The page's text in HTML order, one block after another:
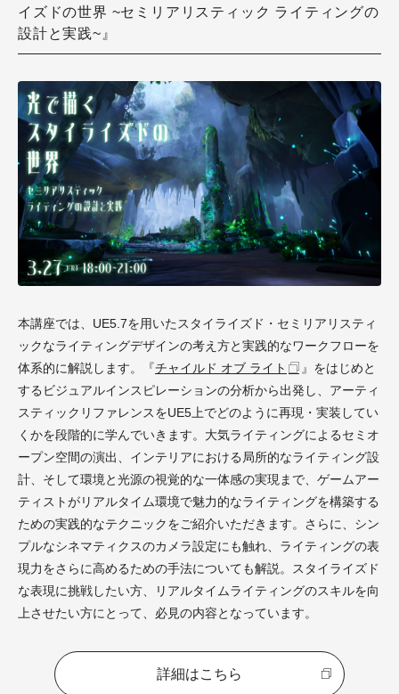
イズドの世界 ~セミリアリスティック ライティングの
設計と実践~』
本講座では、UE5.7を用いたスタイライズド・セミリアリスティ
ックなライティングデザインの考え方と実践的なワークフローを
体系的に解説します。『チャイルド オブ ライト
』をはじめと
するビジュアルインスピレーションの分析から出発し、アーティ
スティックリファレンスをUE5上でどのように再現・実装してい
くかを段階的に学んでいきます。大気ライティングによるセミオ
ープン空間の演出、インテリアにおける局所的なライティング設
計、そして環境と光源の視覚的な一体感の実現まで、ゲームアー
ティストがリアルタイム環境で魅力的なライティングを構築する
ための実践的なテクニックをご紹介いただきます。さらに、シン
プルなシネマティクスのカメラ設定にも触れ、ライティングの表
現力をさらに高めるための手法についても解説。スタイライズド
な表現に挑戦したい方、リアルタイムライティングのスキルを向
上させたい方にとって、必見の内容となっています。
詳細はこちら